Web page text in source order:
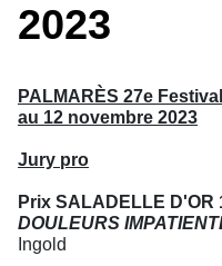
2023
PALMARÈS 27e
au 12 novembre 2023
Jury pro
Prix SALADELLE D'OR
DOULEURS
Ingold